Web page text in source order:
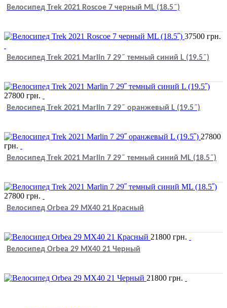
Велосипед Trek 2021 Roscoe 7 черный ML (18.5˝)
37500 грн.
Велосипед Trek 2021 Marlin 7 29˝ темный синий L (19.5˝)
27800 грн.
Велосипед Trek 2021 Marlin 7 29˝ оранжевый L (19.5˝)
27800
грн.
Велосипед Trek 2021 Marlin 7 29˝ темный синий ML (18.5˝)
27800 грн.
Велосипед Orbea 29 MX40 21 Красный
21800 грн.
Велосипед Orbea 29 MX40 21 Черный
21800 грн.